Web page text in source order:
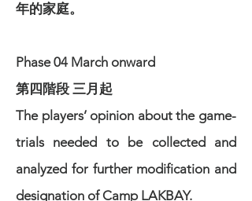
年的家庭。
Phase 04 March onward
第四階段 三月起
The players’ opinion about the game-
trials needed to be collected and
analyzed for further modification and
designation of Camp LAKBAY.